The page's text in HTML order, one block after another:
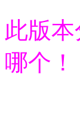
此版
哪个！